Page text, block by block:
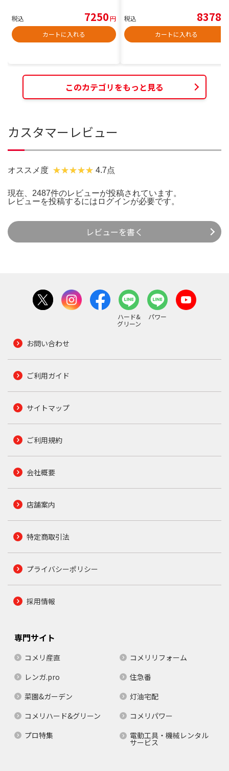
税込 7250円
カートに入れる
税込 8378
カートに入れる
このカテゴリをもっと見る
カスタマーレビュー
オススメ度 4.7点
現在、2487件のレビューが投稿されています。
レビューを投稿するには ログインが必要です。
レビューを書く
ハード&
グリーン
パワー
お問い合わせ
ご利用ガイド
サイトマップ
ご利用規約
会社概要
店舗案内
特定商取引法
プライバシーポリシー
採用情報
専門サイト
コメリ産直
コメリリフォーム
レンガ.pro
住急番
菜園&ガーデン
灯油宅配
コメリハード&グリーン
コメリパワー
プロ特集
電動工具・機械レンタル
サービス